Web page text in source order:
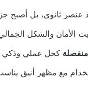
عنصر ثانوي، بل أصبح
الأمان والشكل
كحل عملي وذكي
مع مظهر أنيق